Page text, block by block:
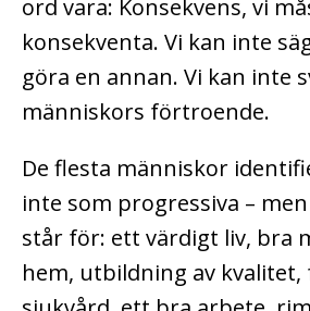
ord vara: Konsekvens, vi
konsekventa. Vi kan inte
göra en annan. Vi kan inte
människors förtroende.
De flesta människor
inte som progressiva –
står för: ett värdigt liv, bra
hem, utbildning av